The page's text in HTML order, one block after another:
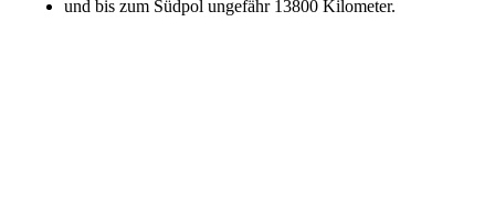
und bis zum Südpol ungefähr 13800 Kilometer.